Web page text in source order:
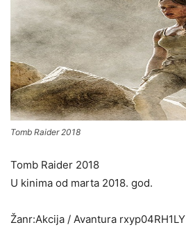
Tomb Raider 2018
Tomb Raider 2018
U kinima od marta 2018. god.
Žanr:Akcija / Avantura rxyp04RH1LY